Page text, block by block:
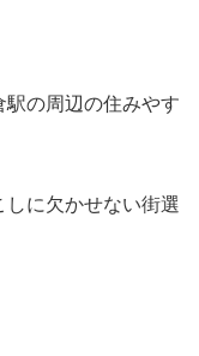
駅の周辺の住みやす
に欠かせない街選